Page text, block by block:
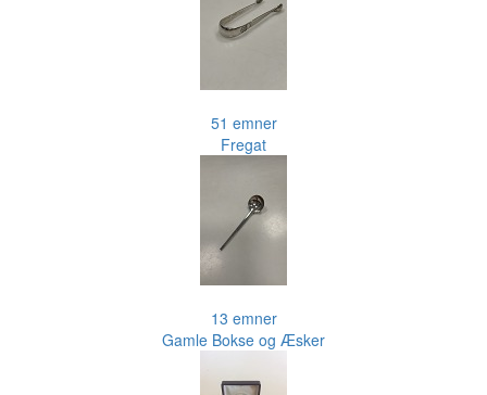
51 emner
Fregat
13 emner
Gamle Bokse og Æsker